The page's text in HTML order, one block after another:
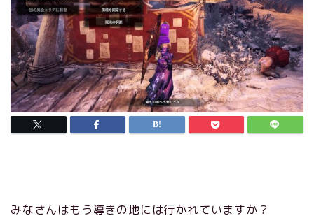
みなさんはもう導きの地には行かれていますか？